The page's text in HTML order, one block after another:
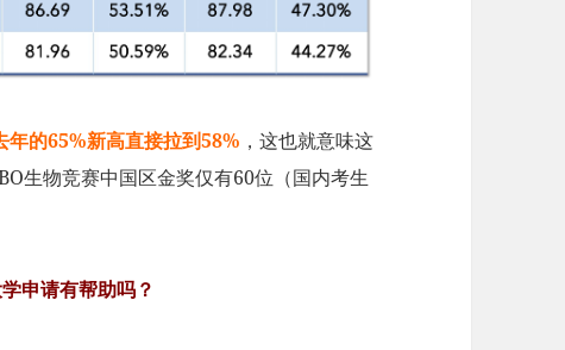
年的65%新高直接拉到58% ，这也就意味这
生物竞赛中国区金奖仅有60位（国内考生
申请有帮助吗？